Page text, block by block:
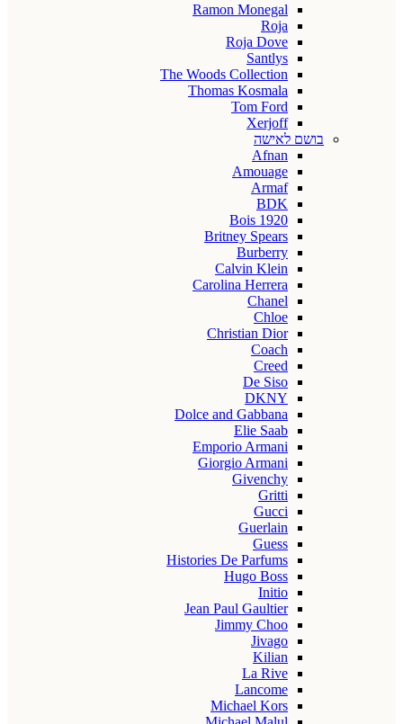
Ramon Monegal
Roja
Roja Dove
Santlys
The Woods Collection
Thomas Kosmala
Tom Ford
Xerjoff
בושם לאישה
Afnan
Amouage
Armaf
BDK
Bois 1920
Britney Spears
Burberry
Calvin Klein
Carolina Herrera
Chanel
Chloe
Christian Dior
Coach
Creed
De Siso
DKNY
Dolce and Gabbana
Elie Saab
Emporio Armani
Giorgio Armani
Givenchy
Gritti
Gucci
Guerlain
Guess
Histories De Parfums
Hugo Boss
Initio
Jean Paul Gaultier
Jimmy Choo
Jivago
Kilian
La Rive
Lancome
Michael Kors